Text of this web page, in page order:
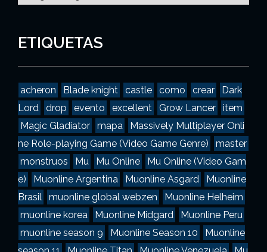
g
o
a
s
ETIQUETAS
acheron Blade knight castle como crear
Dark
Lord
drop evento excellent Grow Lancer
item
Magic Gladiator
mapa
Massively Multiplayer Onli
ne Role-playing Game (Video Game Genre)
master
monstruos
Mu Mu Online
Mu Online (Video Gam
e)
Muonline Argentina Muonline Asgard
Muonline
Brasil
muonline global webzen
Muonline Helheim
muonline korea
Muonline Midgard
Muonline Peru
muonline season 9
Muonline Season 10
Muonline